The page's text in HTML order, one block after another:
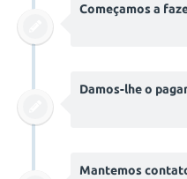
Começamos a
Damos-lhe o
Mantemos